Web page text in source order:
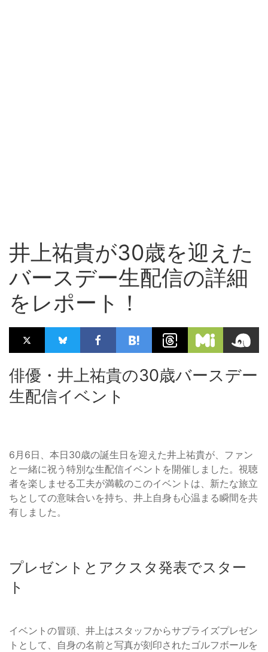
井上祐貴が30歳を迎えた
バースデー生配信の詳細
をレポート！
俳優・井上祐貴の30歳バースデー
生配信イベント
6月6日、本日30歳の誕生日を迎えた井上祐貴が、ファン
と一緒に祝う特別な生配信イベントを開催しました。視聴
者を楽しませる工夫が満載のこのイベントは、新たな旅立
ちとしての意味合いを持ち、井上自身も心温まる瞬間を共
有しました。
プレゼントとアクスタ発表でスター
ト
イベントの冒頭、井上はスタッフからサプライズプレゼン
トとして、自身の名前と写真が刻印されたゴルフボールを